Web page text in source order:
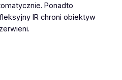
Ponadto
IR chroni obiektyw